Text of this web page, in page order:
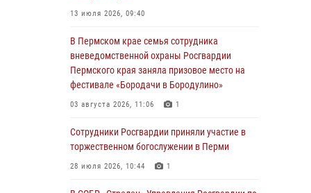
Росгвардеец спас тонущую женщину в
Пермском крае
30 июля 2026, 05:19
торжественном богослужении в Перми
28 июля 2026, 10:44 1
13 июля 2026, 09:40
В Пермском крае семья сотрудника
вневедомственной охраны Росгвардии
Пермского края заняла призовое место на
фестивале «Бородачи в Бородулино»
03 августа 2026, 11:06 1
Сотрудники Росгвардии приняли участие в
торжественном богослужении в Перми
28 июля 2026, 10:44 1